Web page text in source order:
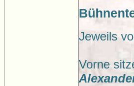
Jeweils
Vorne